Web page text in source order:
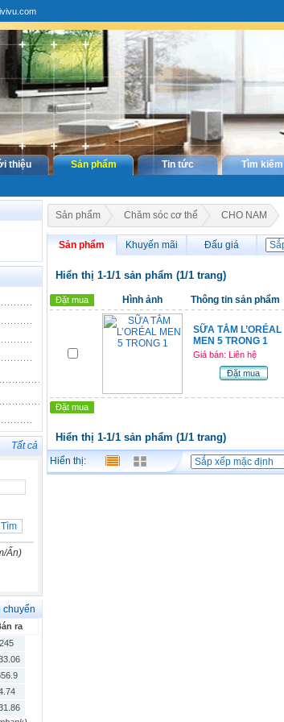
thiệu Sản phẩm Tin tức Tìm kiếm
Tất cả
Ẩn)
chuyển
ra
Sản phẩm Chăm sóc cơ thể CHO NAM
Sản phẩm Khuyến mãi Đấu giá
Hiển thị 1-1/1 sản phẩm (1/1 trang)
Đặt mua Hình ảnh Thông tin sản phẩm
SỮA TẮM L’ORÉAL
MEN 5 TRONG 1
Giá bán: Liên hệ
Đặt mua
Đặt mua
Hiển thị 1-1/1 sản phẩm (1/1 trang)
Hiển thị: